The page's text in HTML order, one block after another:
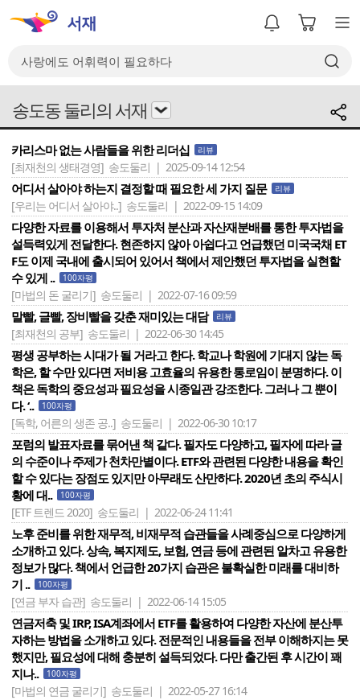
송도동 둘리의 서재
카리스마 없는 사람들을 위한 리더십 리뷰
[최재천의 생태경영] 송도둘리 | 2025-09-14 12:54
어디서 살아야 하는지 결정할 때 필요한 세 가지 질문 리뷰
[우리는 어디서 살아야..] 송도둘리 | 2022-09-15 14:09
다양한 자료를 이용해서 투자처 분산과 자산재분배를 통한 투자법을
설득력있게 전달한다. 현존하지 않아 아쉽다고 언급했던 미국국채 ET
F도 이제 국내에 출시되어 있어서 책에서 제안했던 투자법을 실현할
수 있게 ..
100자평
[마법의 돈 굴리기] 송도둘리 | 2022-07-16 09:59
말빨, 글빨, 장비빨을 갖춘 재미있는 대담 리뷰
[최재천의 공부] 송도둘리 | 2022-06-30 14:45
평생 공부하는 시대가 될 거라고 한다. 학교나 학원에 기대지 않는 독
학은, 할 수만 있다면 저비용 고효율의 유용한 통로임이 분명하다. 이
책은 독학의 중요성과 필요성을 시종일관 강조한다. 그러나 그 뿐이
다. ‘..
100자평
[독학, 어른의 생존 공..] 송도둘리 | 2022-06-30 10:17
포럼의 발표자료를 묶어낸 책 같다. 필자도 다양하고, 필자에 따라 글
의 수준이나 주제가 천차만별이다. ETF와 관련된 다양한 내용을 확인
할 수 있다는 장점도 있지만 아무래도 산만하다. 2020년 초의 주식시
황에 대..
100자평
[ETF 트렌드 2020] 송도둘리 | 2022-06-24 11:41
노후 준비를 위한 재무적, 비재무적 습관들을 사례중심으로 다양하게
소개하고 있다. 상속, 복지제도, 보험, 연금 등에 관련된 알차고 유용한
정보가 많다. 책에서 언급한 20가지 습관은 불확실한 미래를 대비하
기 ..
100자평
[연금 부자 습관] 송도둘리 | 2022-06-14 15:05
연금저축 및 IRP, ISA계좌에서 ETF를 활용하여 다양한 자산에 분산투
자하는 방법을 소개하고 있다. 전문적인 내용들을 전부 이해하지는 못
했지만, 필요성에 대해 충분히 설득되었다. 다만 출간된 후 시간이 꽤
지나..
100자평
[마법의 연금 굴리기] 송도둘리 | 2022-05-27 16:14